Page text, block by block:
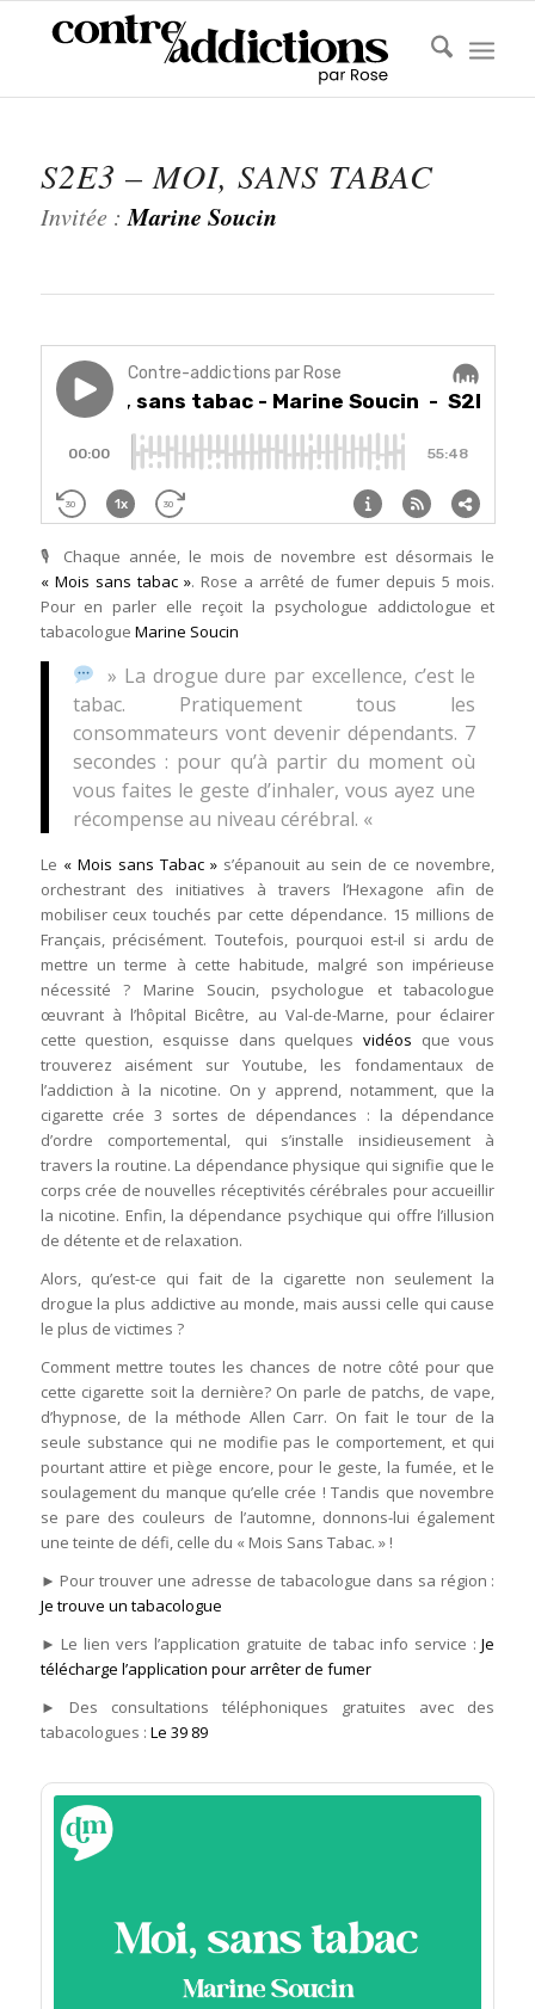
S2E3 – MOI, SANS TABAC
Invitée : Marine Soucin
🎙 Chaque année, le mois de novembre est désormais le
« Mois sans tabac ». Rose a arrêté de fumer depuis 5 mois.
Pour en parler elle reçoit la psychologue addictologue et
tabacologue Marine Soucin
» La drogue dure par excellence, c’est le
tabac. Pratiquement tous les
consommateurs vont devenir dépendants. 7
secondes : pour qu’à partir du moment où
vous faites le geste d’inhaler, vous ayez une
récompense au niveau cérébral. «
Le « Mois sans Tabac »s’épanouit au sein de ce novembre,
orchestrant des initiatives à travers l’Hexagone afin de
mobiliser ceux touchés par cette dépendance. 15 millions de
Français, précisément. Toutefois, pourquoi est-il si ardu de
mettre un terme à cette habitude, malgré son impérieuse
nécessité ? Marine Soucin, psychologue et tabacologue
œuvrant à l’hôpital Bicêtre, au Val-de-Marne, pour éclairer
cette question, esquisse dans quelquesvidéos que vous
trouverez aisément sur Youtube, les fondamentaux de
l’addiction à la nicotine. On y apprend, notamment, que la
cigarette crée 3 sortes de dépendances : la dépendance
d’ordre comportemental, qui s’installe insidieusement à
travers la routine. La dépendance physique qui signifie que le
corps crée de nouvelles réceptivités cérébrales pour accueillir
la nicotine. Enfin, la dépendance psychique qui offre l’illusion
de détente et de relaxation.
Alors, qu’est-ce qui fait de la cigarette non seulement la
drogue la plus addictive au monde, mais aussi celle qui cause
le plus de victimes ?
Comment mettre toutes les chances de notre côté pour que
cette cigarette soit la dernière? On parle de patchs, de vape,
d’hypnose, de la méthode Allen Carr. On fait le tour de la
seule substance qui ne modifie pas le comportement, et qui
pourtant attire et piège encore, pour le geste, la fumée, et le
soulagement du manque qu’elle crée ! Tandis que novembre
se pare des couleurs de l’automne, donnons-lui également
une teinte de défi, celle du « Mois Sans Tabac. » !
► Pour trouver une adresse de tabacologue dans sa région :
Je trouve un tabacologue
► Le lien vers l’application gratuite de tabac info service :Je
télécharge l’application pour arrêter de fumer
► Des consultations téléphoniques gratuites avec des
tabacologues : Le 39 89